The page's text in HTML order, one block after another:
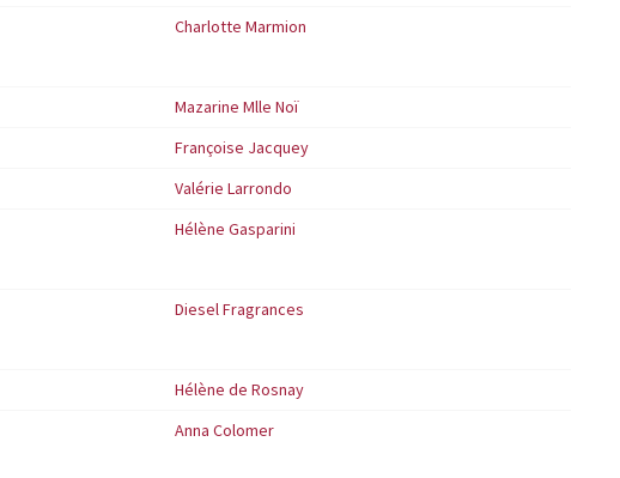
Charlotte Marmion
Mazarine Mlle Noï
Françoise Jacquey
Valérie Larrondo
Hélène Gasparini
Diesel Fragrances
Hélène de Rosnay
Anna Colomer